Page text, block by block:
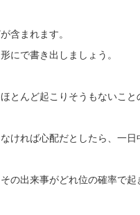
含まれます。
にで書き出しましょう。
とんど起こりそうもないこ
ければ心配だとしたら、一
の出来事がどれ位の確率で起